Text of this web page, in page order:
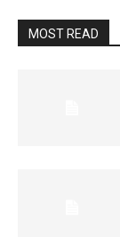
MOST READ